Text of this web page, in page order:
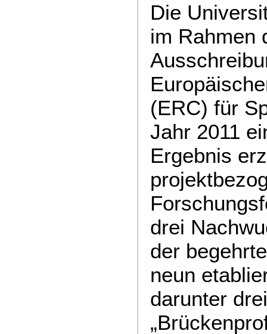
Die
im Rahmen
(ERC) für
Jahr 2011
Ergebnis
drei
der
neun
darunter drei